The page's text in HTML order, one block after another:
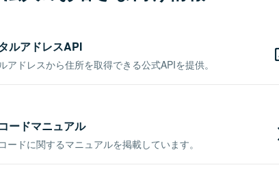
ルアドレスAPI
アドレスから住所を取得できる公式APIを提供。
ードマニュアル
ードに関するマニュアルを掲載しています。